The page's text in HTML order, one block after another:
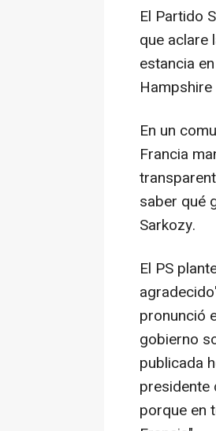
El Partido
que aclare
estancia
En un
Francia
saber qué
Sarkozy.
El PS
pronunció
gobierno
publicada
presidente
porque en